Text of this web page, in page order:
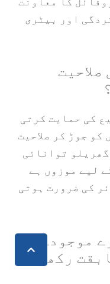
اور بیٹری
کی حمایت کرتی
جوڑ کر صلاحیت
توانائی
لیے موزوں ہے
کی ضرورت ہوتی
موجودہ
رکھتی